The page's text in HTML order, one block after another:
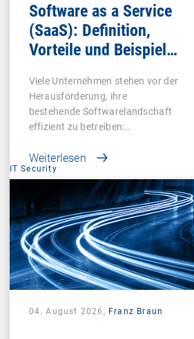
Software as a Service
(SaaS): Definition,
Vorteile und Beispiele
Viele Unternehmen stehen vor der
Herausforderung, ihre
bestehende Softwarelandschaft
effizient zu betreiben:…
Weiterlesen
IT Security
04. August 2026, Franz Braun